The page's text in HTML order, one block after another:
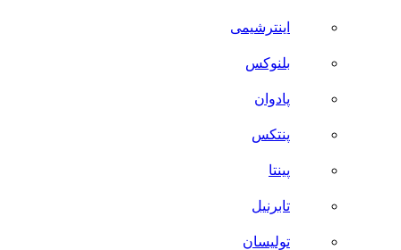
اینترشیمی
بلنوکس
پادوان
پنتکس
پینتا
تابرنیل
تولیسان